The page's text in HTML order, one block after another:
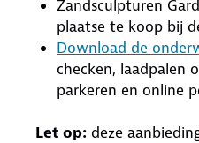
Zandsculpturen
plaatse te koop bij
Download de
checken, laadpalen
parkeren en online
Let op: deze